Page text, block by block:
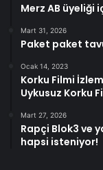
Merz AB üyeliği
Mart 31, 2026
Paket paket
Ocak 14, 2023
Korku Filmi
Uykusuz Korku
Mart 27, 2026
Rapçi Blok3 ve
hapsi isteniyor!